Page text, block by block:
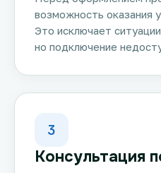
возможность оказания
Это исключает
но подключение
3
Консультация